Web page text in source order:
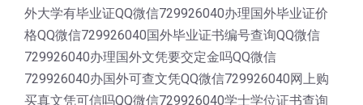
外大学有毕业证QQ微信729926040办理国外毕业证价
格QQ微信729926040国外毕业证书编号查询QQ微信
729926040办理国外文凭要交定金吗QQ微信
729926040办国外可查文凭QQ微信729926040网上购
买真文凭可信吗QQ微信729926040学士学位证书查询